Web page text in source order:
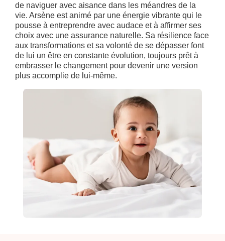
de naviguer avec aisance dans les méandres de la
vie. Arsène est animé par une énergie vibrante qui le
pousse à entreprendre avec audace et à affirmer ses
choix avec une assurance naturelle. Sa résilience face
aux transformations et sa volonté de se dépasser font
de lui un être en constante évolution, toujours prêt à
embrasser le changement pour devenir une version
plus accomplie de lui-même.